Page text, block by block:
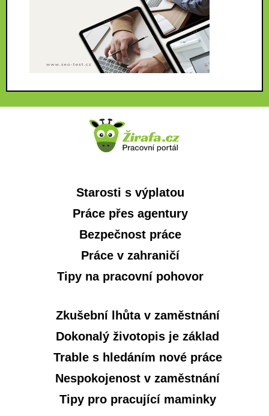
Starosti s výplatou
Práce přes agentury
Bezpečnost práce
Práce v zahraničí
Tipy na pracovní pohovor
Zkušební lhůta v zaměstnání
Dokonalý životopis je základ
Trable s hledáním nové práce
Nespokojenost v zaměstnání
Tipy pro pracující maminky